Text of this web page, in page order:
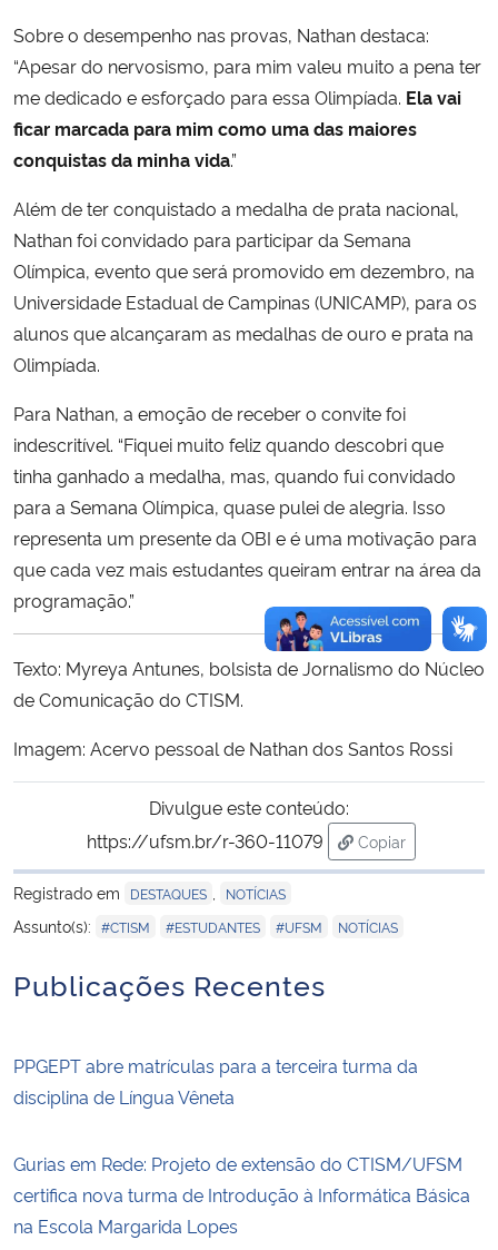
Sobre o desempenho nas provas, Nathan destaca:
“Apesar do nervosismo, para mim valeu muito a pena ter
me dedicado e esforçado para essa Olimpíada. Ela vai
ficar marcada para mim como uma das maiores
conquistas da minha vida.”
Além de ter conquistado a medalha de prata nacional,
Nathan foi convidado para participar da Semana
Olímpica, evento que será promovido em dezembro, na
Universidade Estadual de Campinas (UNICAMP), para os
alunos que alcançaram as medalhas de ouro e prata na
Olimpíada.
Para Nathan, a emoção de receber o convite foi
indescritível. “Fiquei muito feliz quando descobri que
tinha ganhado a medalha, mas, quando fui convidado
para a Semana Olímpica, quase pulei de alegria. Isso
representa um presente da OBI e é uma motivação para
que cada vez mais estudantes queiram entrar na área da
programação.”
Texto: Myreya Antunes, bolsista de Jornalismo do Núcleo
de Comunicação do CTISM.
Imagem: Acervo pessoal de Nathan dos Santos Rossi
Divulgue este conteúdo:
https://ufsm.br/r-360-11079
Copiar
para área de
Registrado em
DESTAQUES NOTÍCIAS
Assunto(s): #CTISM #ESTUDANTES #UFSM NOTÍCIAS
Publicações Recentes
PPGEPT abre matrículas para a terceira turma da
disciplina de Língua Vêneta
Gurias em Rede: Projeto de extensão do CTISM/UFSM
certifica nova turma de Introdução à Informática Básica
na Escola Margarida Lopes